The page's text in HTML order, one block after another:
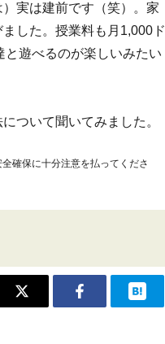
実は建前です（笑）。家
した。授業料も月1,000ド
遊べるのが楽しいみたい
ついて聞いてみました。
確保に十分注意を払ってくださ